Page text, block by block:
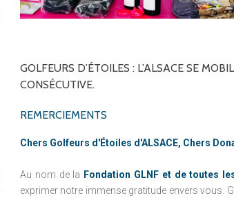
GOLFEURS D’ÉTOILES : L’ALSACE SE
CONSÉCUTIVE.
REMERCIEMENTS
Chers Golfeurs d'Étoiles d'ALSACE, Chers
Au nom de la Fondation GLNF et de toutes
exprimer notre immense gratitude envers vous.